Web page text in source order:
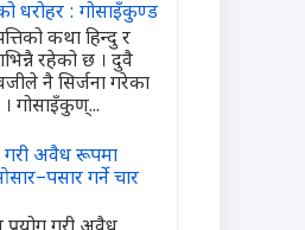
धरोहर : गोसाइँकुण्ड
कथा हिन्दु र
रहेको छ । दुवै
नै सिर्जना गरेका
गोसाइँकुण्...
गरी अवैध रूपमा
गर्ने चार